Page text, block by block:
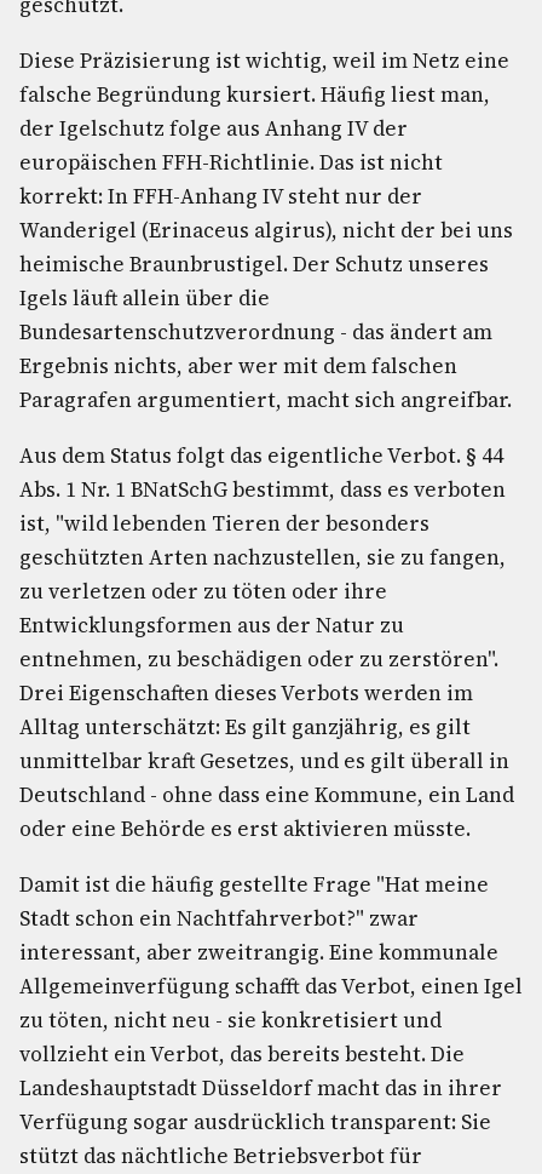
Diese Präzisierung ist wichtig, weil im Netz eine
falsche Begründung kursiert. Häufig liest man,
der Igelschutz folge aus Anhang IV der
europäischen FFH-Richtlinie. Das ist nicht
korrekt: In FFH-Anhang IV steht nur der
Wanderigel (Erinaceus algirus), nicht der bei uns
heimische Braunbrustigel. Der Schutz unseres
Igels läuft allein über die
Bundesartenschutzverordnung - das ändert am
Ergebnis nichts, aber wer mit dem falschen
Paragrafen argumentiert, macht sich angreifbar.
Aus dem Status folgt das eigentliche Verbot. § 44
Abs. 1 Nr. 1 BNatSchG bestimmt, dass es verboten
ist, "wild lebenden Tieren der besonders
geschützten Arten nachzustellen, sie zu fangen,
zu verletzen oder zu töten oder ihre
Entwicklungsformen aus der Natur zu
entnehmen, zu beschädigen oder zu zerstören".
Drei Eigenschaften dieses Verbots werden im
Alltag unterschätzt: Es gilt ganzjährig, es gilt
unmittelbar kraft Gesetzes, und es gilt überall in
Deutschland - ohne dass eine Kommune, ein Land
oder eine Behörde es erst aktivieren müsste.
Damit ist die häufig gestellte Frage "Hat meine
Stadt schon ein Nachtfahrverbot?" zwar
interessant, aber zweitrangig. Eine kommunale
Allgemeinverfügung schafft das Verbot, einen Igel
zu töten, nicht neu - sie konkretisiert und
vollzieht ein Verbot, das bereits besteht. Die
Landeshauptstadt Düsseldorf macht das in ihrer
Verfügung sogar ausdrücklich transparent: Sie
stützt das nächtliche Betriebsverbot für